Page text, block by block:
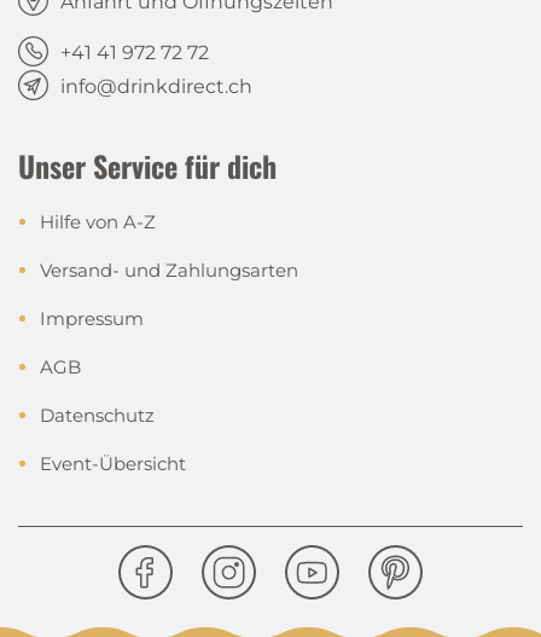
+41 41 972 72 72
info@drinkdirect.ch
Unser Service für dich
Hilfe von A-Z
Versand- und Zahlungsarten
Impressum
AGB
Datenschutz
Event-Übersicht